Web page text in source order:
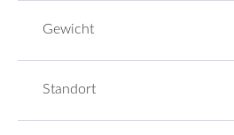
Gewicht
Standort